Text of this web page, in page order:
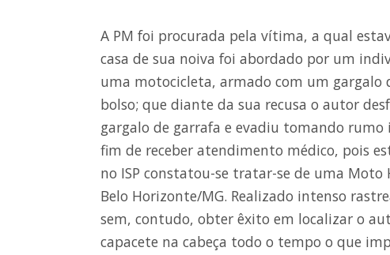
A PM foi procurada pela vítima, a qual
casa de sua noiva foi abordado por um
uma motocicleta, armado com um
bolso; que diante da sua recusa o autor
gargalo de garrafa e evadiu tomando
fim de receber atendimento médico, pois
no ISP constatou-se tratar-se de uma
Belo Horizonte/MG. Realizado intenso
sem, contudo, obter êxito em localizar o
capacete na cabeça todo o tempo o que